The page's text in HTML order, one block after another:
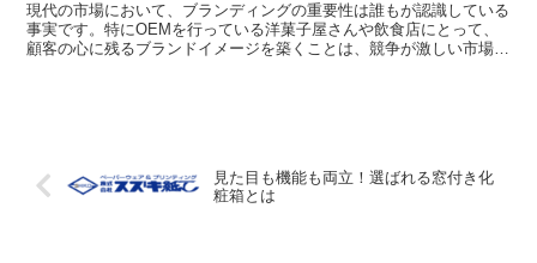
現代の市場において、ブランディングの重要性は誰もが認識している
事実です。特にOEMを行っている洋菓子屋さんや飲食店にとって、
顧客の心に残るブランドイメージを築くことは、競争が激しい市場で
見た目も機能も両立！選ばれる窓付き化
粧箱とは